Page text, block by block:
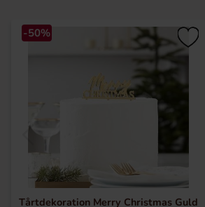
-50%
Tårtdekoration Merry Christmas Guld